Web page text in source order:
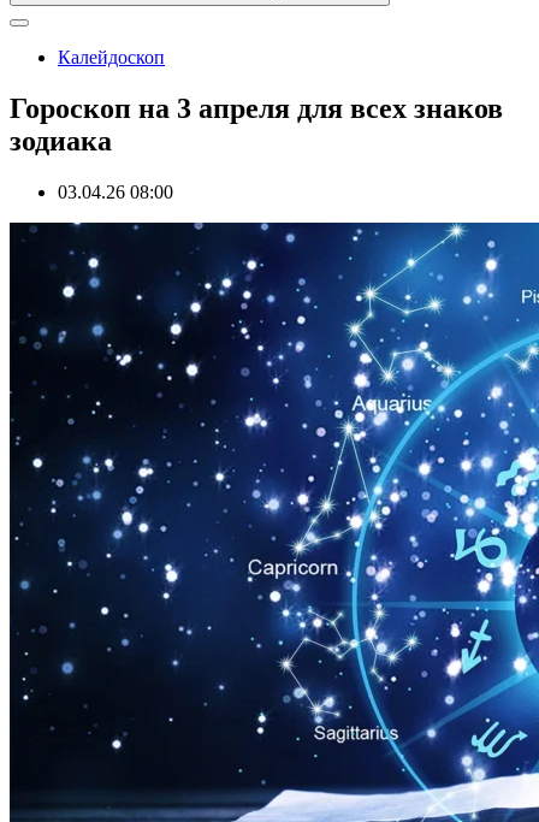
Калейдоскоп
Гороскоп на 3 апреля для всех знаков
зодиака
03.04.26 08:00